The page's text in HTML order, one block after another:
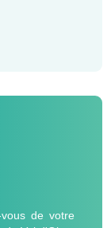
vous de votre